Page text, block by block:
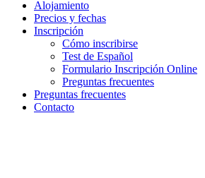
Alojamiento
Precios y fechas
Inscripción
Cómo inscribirse
Test de Español
Formulario Inscripción Online
Preguntas frecuentes
Preguntas frecuentes
Contacto